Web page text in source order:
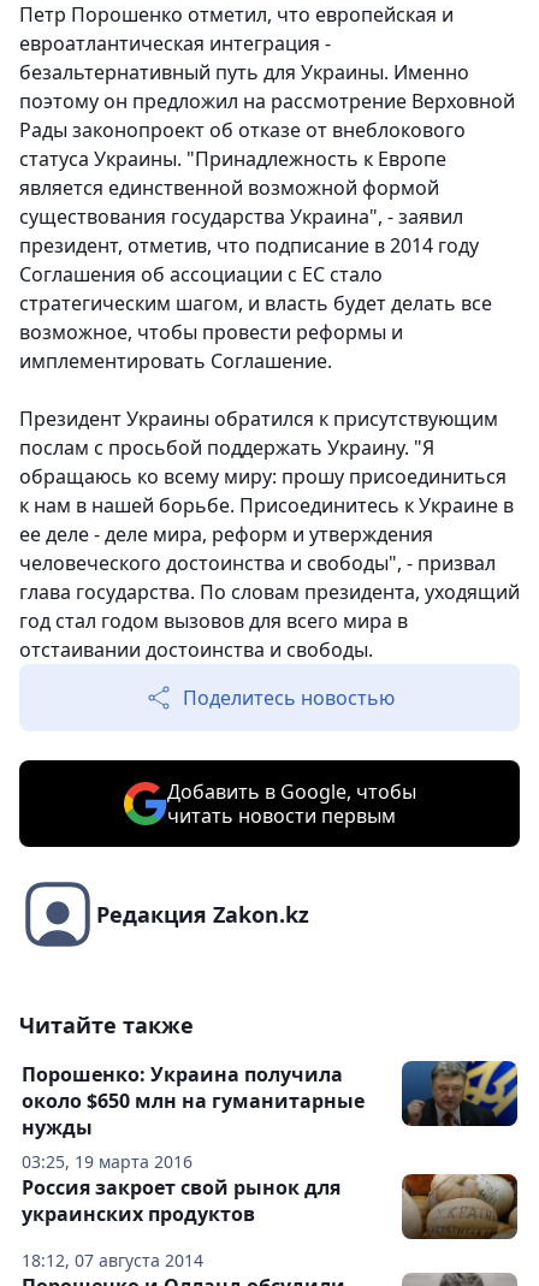
Петр Порошенко отметил, что европейская и
евроатлантическая интеграция -
безальтернативный путь для Украины. Именно
поэтому он предложил на рассмотрение Верховной
Рады законопроект об отказе от внеблокового
статуса Украины. "Принадлежность к Европе
является единственной возможной формой
существования государства Украина", - заявил
президент, отметив, что подписание в 2014 году
Соглашения об ассоциации с ЕС стало
стратегическим шагом, и власть будет делать все
возможное, чтобы провести реформы и
имплементировать Соглашение.
Президент Украины обратился к присутствующим
послам с просьбой поддержать Украину. "Я
обращаюсь ко всему миру: прошу присоединиться
к нам в нашей борьбе. Присоединитесь к Украине в
ее деле - деле мира, реформ и утверждения
человеческого достоинства и свободы", - призвал
глава государства. По словам президента, уходящий
год стал годом вызовов для всего мира в
отстаивании достоинства и свободы.
Поделитесь новостью
Добавить в Google, чтобы
читать новости первым
Редакция Zakon.kz
Читайте также
03:25, 19 марта 2016
Порошенко: Украина получила
около $650 млн на гуманитарные
нужды
18:12, 07 августа 2014
Россия закроет свой рынок для
украинских продуктов